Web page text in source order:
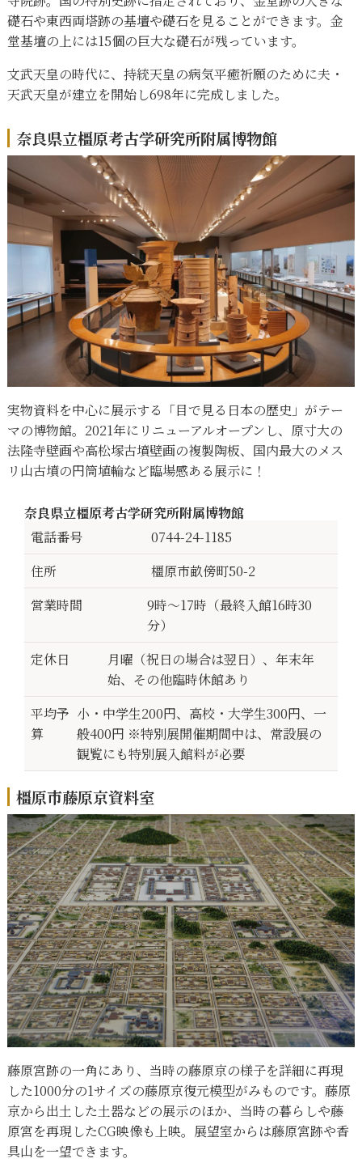
礎石や東西両塔跡の基壇や礎石を見ることができます。金
堂基壇の上には15個の巨大な礎石が残っています。
文武天皇の時代に、持統天皇の病気平癒祈願のために夫・
天武天皇が建立を開始し698年に完成しました。
奈良県立橿原考古学研究所附属博物館
実物資料を中心に展示する「目で見る日本の歴史」がテー
マの博物館。2021年にリニューアルオープンし、原寸大の
法隆寺壁画や高松塚古墳壁画の複製陶板、国内最大のメス
リ山古墳の円筒埴輪など臨場感ある展示に！
奈良県立橿原考古学研究所附属博物館
電話番号
0744-24-1185
住所
橿原市畝傍町50-2
営業時間
9時〜17時（最終入館16時30
分）
定休日
月曜（祝日の場合は翌日）、年末年
始、その他臨時休館あり
平均予
算
小・中学生200円、高校・大学生300円、一
般400円 ※特別展開催期間中は、常設展の
観覧にも特別展入館料が必要
橿原市藤原京資料室
藤原宮跡の一角にあり、当時の藤原京の様子を詳細に再現
した1000分の1サイズの藤原京復元模型がみものです。藤原
京から出土した土器などの展示のほか、当時の暮らしや藤
原宮を再現したCG映像も上映。展望室からは藤原宮跡や香
具山を一望できます。